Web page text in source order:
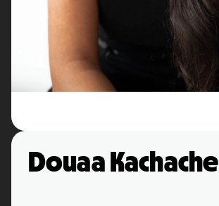
Douaa Kachache